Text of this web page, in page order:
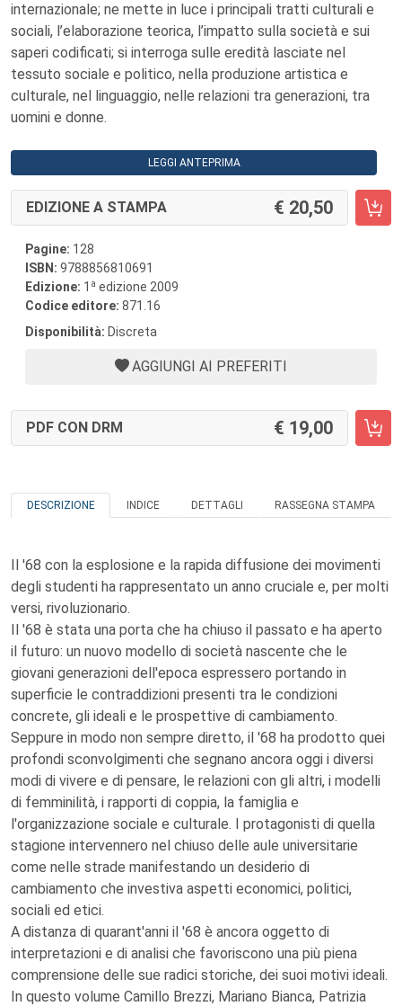
internazionale; ne mette in luce i principali tratti culturali e
sociali, l’elaborazione teorica, l’impatto sulla società e sui
saperi codificati; si interroga sulle eredità lasciate nel
tessuto sociale e politico, nella produzione artistica e
culturale, nel linguaggio, nelle relazioni tra generazioni, tra
uomini e donne.
LEGGI ANTEPRIMA
EDIZIONE A STAMPA 20,50
Pagine: 128
ISBN: 9788856810691
Edizione: 1 a edizione 2009
Codice editore: 871.16
Disponibilità: Discreta
AGGIUNGI AI PREFERITI
PDF CON DRM 19,00
DESCRIZIONE INDICE DETTAGLI RASSEGNA STAMPA
Il '68 con la esplosione e la rapida diffusione dei movimenti
degli studenti ha rappresentato un anno cruciale e, per molti
versi, rivoluzionario.
Il '68 è stata una porta che ha chiuso il passato e ha aperto
il futuro: un nuovo modello di società nascente che le
giovani generazioni dell'epoca espressero portando in
superficie le contraddizioni presenti tra le condizioni
concrete, gli ideali e le prospettive di cambiamento.
Seppure in modo non sempre diretto, il '68 ha prodotto quei
profondi sconvolgimenti che segnano ancora oggi i diversi
modi di vivere e di pensare, le relazioni con gli altri, i modelli
di femminilità, i rapporti di coppia, la famiglia e
l'organizzazione sociale e culturale. I protagonisti di quella
stagione intervennero nel chiuso delle aule universitarie
come nelle strade manifestando un desiderio di
cambiamento che investiva aspetti economici, politici,
sociali ed etici.
A distanza di quarant'anni il '68 è ancora oggetto di
interpretazioni e di analisi che favoriscono una più piena
comprensione delle sue radici storiche, dei suoi motivi ideali.
In questo volume Camillo Brezzi, Mariano Bianca, Patrizia